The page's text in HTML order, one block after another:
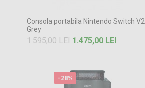
Consola portabila Nintendo Switch V2
Grey
1.595,00 LEI 1.475,00 LEI
-28%